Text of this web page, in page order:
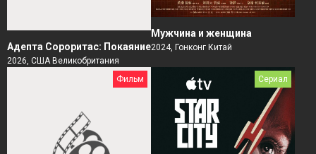
Адепта Сороритас: Покаяние
2026, США Великобритания
Мужчина и женщина
2024, Гонконг Китай
Фильм Сериал